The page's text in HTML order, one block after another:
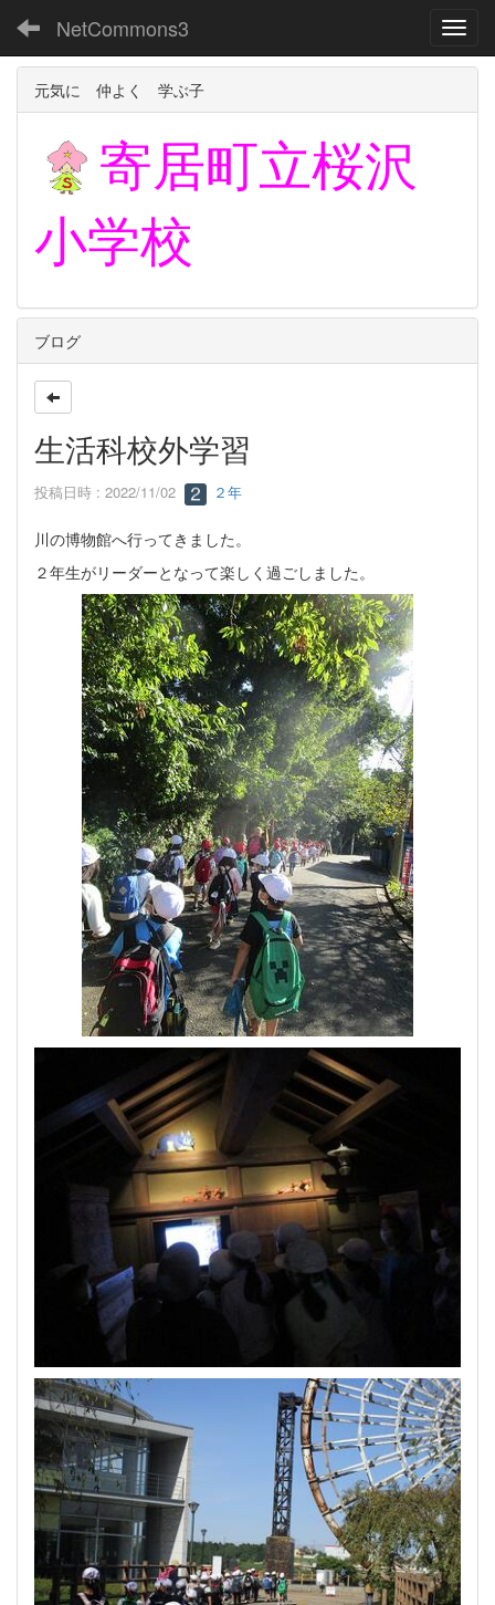
NetCommons3
元気に 仲よく 学ぶ子
寄居町立桜沢
小学校
ブログ
生活科校外学習
投稿日時 : 2022/11/02 ２年
川の博物館へ行ってきました。
２年生がリーダーとなって楽しく過ごしました。